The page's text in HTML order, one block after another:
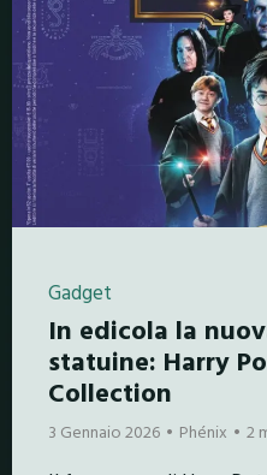
Gadget
In edicola la
statuine: Harry
Collection
3 Gennaio 2026 Phénix 2